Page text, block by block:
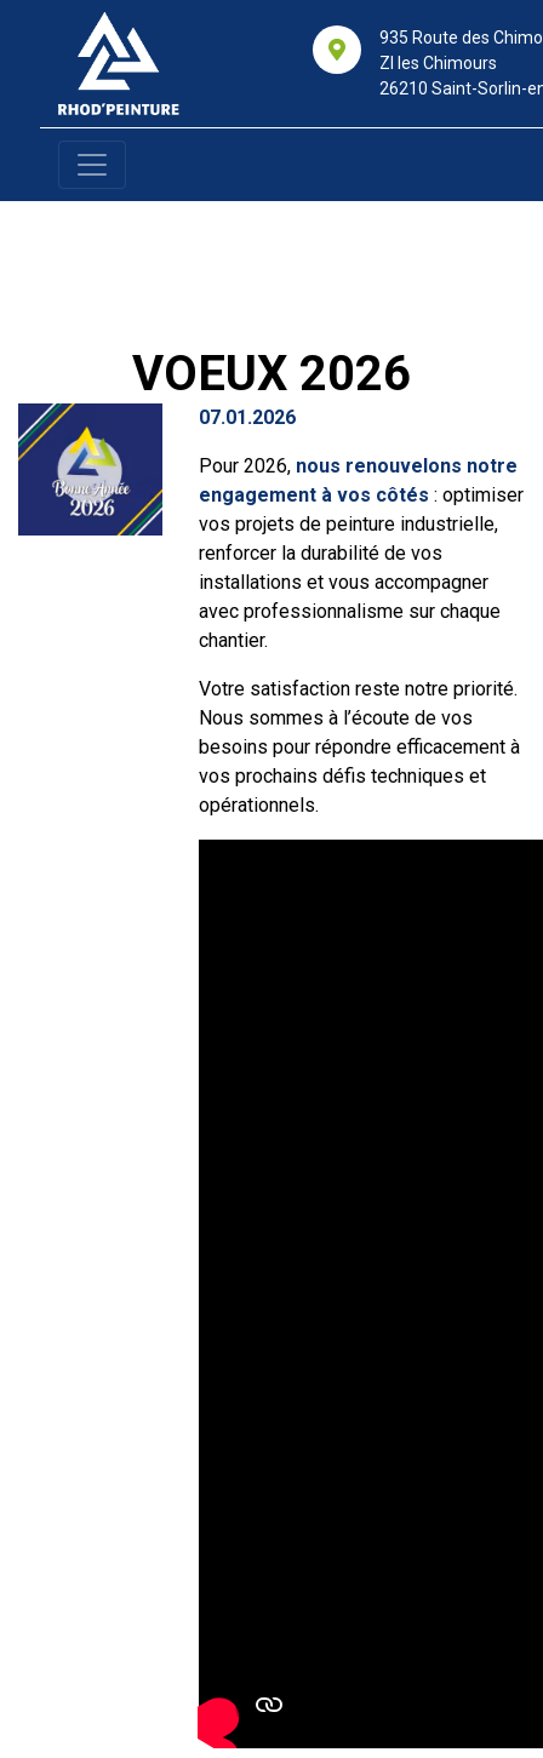
935 Route des
ZI les Chimours
26210 Saint-Sorlin-
VOEUX 2026
07.01.2026
Pour 2026, nous renouvelons notre
engagement à vos côtés : optimiser
vos projets de peinture industrielle,
renforcer la durabilité de vos
installations et vous accompagner
avec professionnalisme sur chaque
chantier.
Votre satisfaction reste notre priorité.
Nous sommes à l’écoute de vos
besoins pour répondre efficacement à
vos prochains défis techniques et
opérationnels.